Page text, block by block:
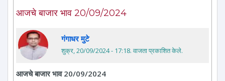
आजचे बाजार भाव 20/09/2024
गंगाधर मुटे
शुक्र, 20/09/2024 - 17:18. वाजता प्रकाशित केले.
आजचे बाजार भाव 20/09/2024